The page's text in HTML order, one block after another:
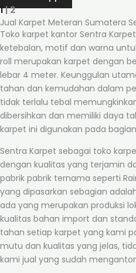
1| 2
Jual Karpet Meteran Sumatera
Toko karpet kantor Sentra
ketebalan, motif dan warna
roll merupakan karpet dengan
lebar 4 meter. Keunggulan
tahan dan kemudahan dalam
tidak terlalu tebal
dibersihkan dan memiliki daya
karpet ini digunakan pada
Sentra Karpet sebagai toko
dengan kualitas yang terjamin
pabrik pabrik ternama seperti
yang dipasarkan sebagian
ada yang merupakan produksi
kualitas bahan import dan
tahan setiap karpet yang kami
mutu dan kualitas yang jelas,
kami jual yang sudah